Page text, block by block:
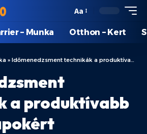
Aa
– Munka Otthon – Kert
» Időmenedzsment technikák a produktívabb munkanapokért
a produktívabb